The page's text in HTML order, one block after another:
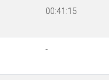
00:41:15
-